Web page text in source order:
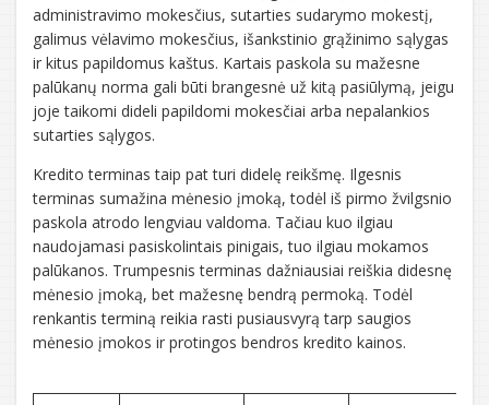
administravimo mokesčius, sutarties sudarymo mokestį,
galimus vėlavimo mokesčius, išankstinio grąžinimo sąlygas
ir kitus papildomus kaštus. Kartais paskola su mažesne
palūkanų norma gali būti brangesnė už kitą pasiūlymą, jeigu
joje taikomi dideli papildomi mokesčiai arba nepalankios
sutarties sąlygos.
Kredito terminas taip pat turi didelę reikšmę. Ilgesnis
terminas sumažina mėnesio įmoką, todėl iš pirmo žvilgsnio
paskola atrodo lengviau valdoma. Tačiau kuo ilgiau
naudojamasi pasiskolintais pinigais, tuo ilgiau mokamos
palūkanos. Trumpesnis terminas dažniausiai reiškia didesnę
mėnesio įmoką, bet mažesnę bendrą permoką. Todėl
renkantis terminą reikia rasti pusiausvyrą tarp saugios
mėnesio įmokos ir protingos bendros kredito kainos.